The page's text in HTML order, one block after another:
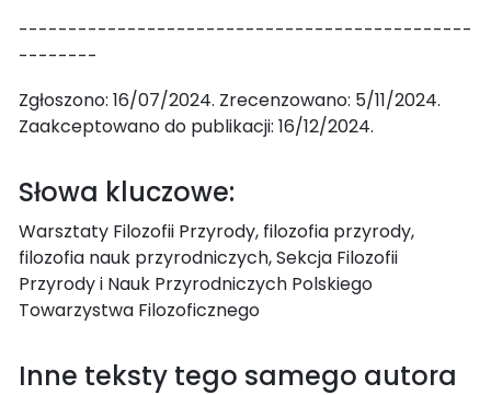
----------------------------------------------
--------
Zgłoszono: 16/07/2024. Zrecenzowano: 5/11/2024.
Zaakceptowano do publikacji: 16/12/2024.
Słowa kluczowe:
Warsztaty Filozofii Przyrody, filozofia przyrody,
filozofia nauk przyrodniczych, Sekcja Filozofii
Przyrody i Nauk Przyrodniczych Polskiego
Towarzystwa Filozoficznego
Inne teksty tego samego autora